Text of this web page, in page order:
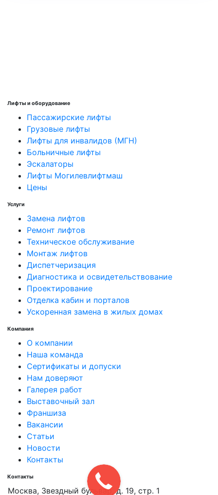
Лифты и оборудование
Пассажирские лифты
Грузовые лифты
Лифты для инвалидов (МГН)
Больничные лифты
Эскалаторы
Лифты Могилевлифтмаш
Цены
Услуги
Замена лифтов
Ремонт лифтов
Техническое обслуживание
Монтаж лифтов
Диспетчеризация
Диагностика и освидетельствование
Проектирование
Отделка кабин и порталов
Ускоренная замена в жилых домах
Компания
О компании
Наша команда
Сертификаты и допуски
Нам доверяют
Галерея работ
Выставочный зал
Франшиза
Вакансии
Статьи
Новости
Контакты
Контакты
Москва, Звездный бульвар, д. 19, стр. 1